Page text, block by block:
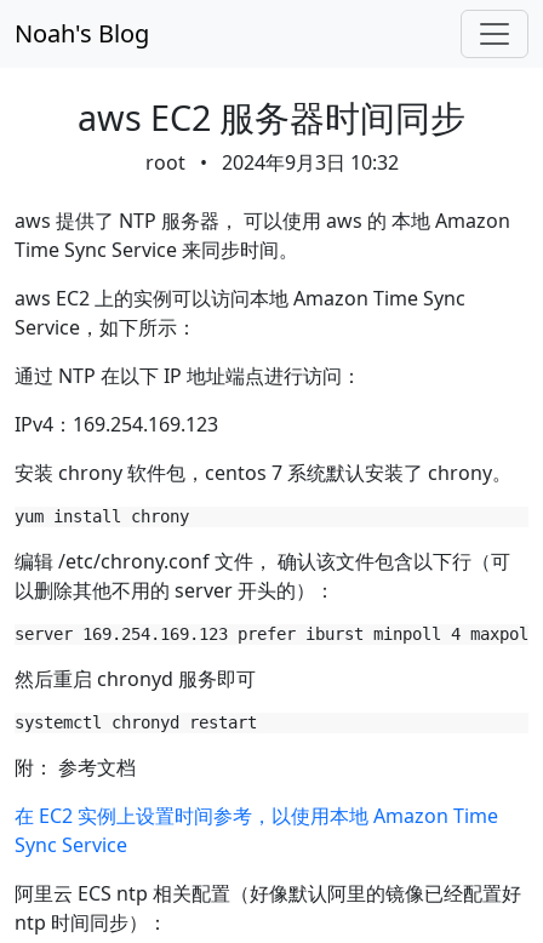
Noah's Blog
aws EC2 服务器时间同步
root • 2024年9月3日 10:32
aws 提供了 NTP 服务器， 可以使用 aws 的 本地 Amazon
Time Sync Service 来同步时间。
aws EC2 上的实例可以访问本地 Amazon Time Sync
Service，如下所示：
通过 NTP 在以下 IP 地址端点进行访问：
IPv4：169.254.169.123
安装 chrony 软件包，centos 7 系统默认安装了 chrony。
编辑 /etc/chrony.conf 文件， 确认该文件包含以下行（可
以删除其他不用的 server 开头的）：
然后重启 chronyd 服务即可
附： 参考文档
在 EC2 实例上设置时间参考，以使用本地 Amazon Time
Sync Service
阿里云 ECS ntp 相关配置（好像默认阿里的镜像已经配置好
ntp 时间同步）：